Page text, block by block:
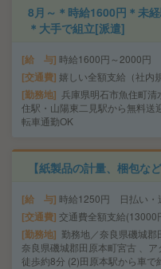
8月～＊時給1600円＊未
＊大手で組立[派遣]
給 与 時給1600円～2000円
交通費 嬉しい全額支給（社内
勤務地 兵庫県明石市魚住町清
住駅・山陽東二見駅から無料送
転車通勤OK
【紙製品の計量、梱包な
給 与 時給1250円 日払い・
交通費 交通費全額支給(13000
勤務地 勤務地／奈良県磯城郡
奈良県磯城郡田原本町宮古 、
徒歩約8分 (2)田原本駅から車